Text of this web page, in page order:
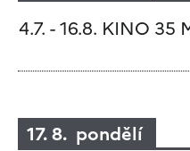
4.7. - 16.8. KINO 35
17. 8. pondělí